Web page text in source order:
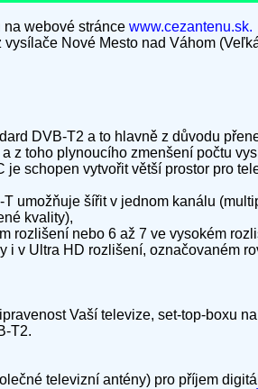
webové stránce www.cezantenu.sk.
Nové Mesto nad Váhom
DVB-T2 a to hlavně z důvodu
z toho plynoucího zmenšení počtu
schopen vytvořit větší prostor pro
umožňuje šířit v jednom kanálu
kvality),
rozlišení nebo 6 až 7 ve vysokém
i v Ultra HD rozlišení, označovaném
Vaší televize, set-top-boxu
T2.
televizní antény) pro příjem